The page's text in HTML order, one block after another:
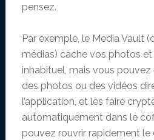
pensez.
Par exemple, le Media Vault
médias) cache vos photos et
inhabituel, mais vous
des photos ou des vidéos
l’application, et les faire
automatiquement dans le
pouvez rouvrir rapidement